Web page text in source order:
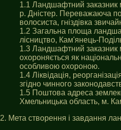
1.1 Ландшафтний заказник
р. Днiстер. Переважаюча
волосиста, гніздівка
1.2 Загальна площа
лісництво, Кам'янець-
1.3 Ландшафтний заказник
охороняється як
особливою охороною.
1.4 Ліквідація,
згідно чинного
1.5 Поштова адреса
Хмельницька область, м.
2. Мета створення i завдання